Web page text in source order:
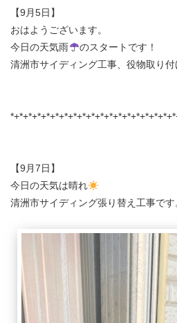
【9月5日】
おはようございます。
今日の天気雨
のスタートです！
清洲市サイディング工事、役物取り付
【9月7日】
今日の天気は晴れ
清洲市サイディング張り替え工事です